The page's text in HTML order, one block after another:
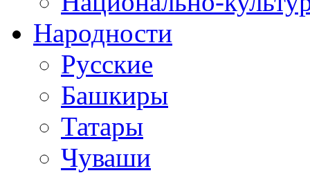
Народности
Русские
Башкиры
Татары
Чуваши